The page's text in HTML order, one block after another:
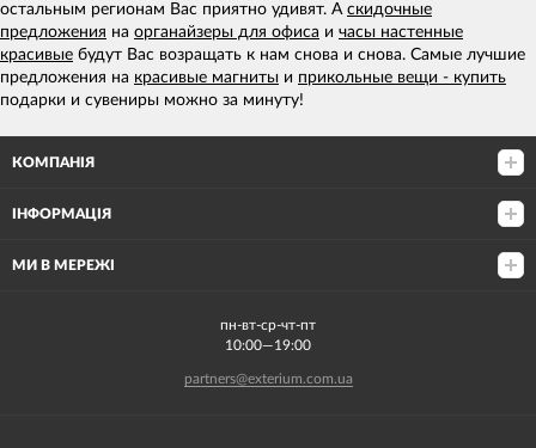
остальным регионам Вас приятно удивят. А скидочные
предложения на органайзеры для офиса и часы настенные
красивые будут Вас возращать к нам снова и снова. Самые лучшие
предложения на красивые магниты и прикольные вещи - купить
подарки и сувениры можно за минуту!
КОМПАНІЯ
ІНФОРМАЦІЯ
МИ В МЕРЕЖІ
пн-вт-ср-чт-пт
10:00—19:00
partners@exterium.com.ua